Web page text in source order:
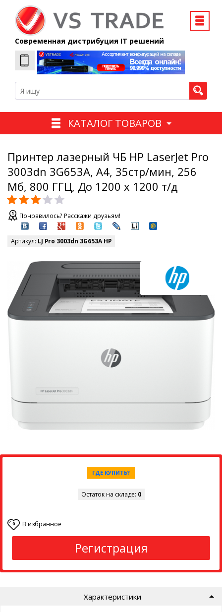
Современная дистрибуция IT решений
КАТАЛОГ ТОВАРОВ
Принтер лазерный ЧБ HP LaserJet Pro
3003dn 3G653A, A4, 35стр/мин, 256
Мб, 800 ГГЦ, До 1200 х 1200 т/д
Понравилось? Расскажи друзьям!
Артикул: LJ Pro 3003dn 3G653A HP
ГДЕ КУПИТЬ?
Остаток на складе: 0
0 В избранное
Регистрация
Характеристики